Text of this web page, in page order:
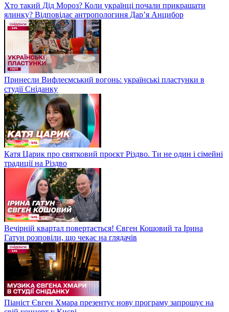
Хто такий Дід Мороз? Коли українці почали прикрашати
ялинку? Відповідає антропологиня Дарʼя Анцибор
Принесли Вифлеємський вогонь: українські пластунки в
студії Сніданку
Катя Царик про святковий проєкт Різдво. Ти не один і сімейні
традиції на Різдво
Вечірній квартал повертається! Євген Кошовий та Ірина
Гатун розповіли, що чекає на глядачів
Піаніст Євген Хмара презентує нову програму запрошує на